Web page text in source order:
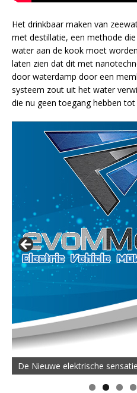
Het drinkbaar maken van
met destillatie, een methode
water aan de kook moet
laten zien dat dit met
door waterdamp door een
systeem zout uit het water
die nu geen toegang hebben
De Nieuwe elektrische